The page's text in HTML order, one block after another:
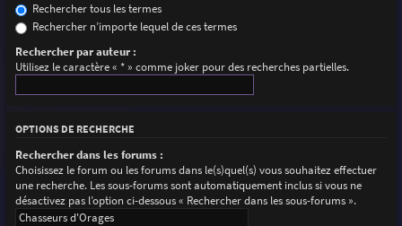
Rechercher tous les termes
Rechercher n’importe lequel de ces termes
Rechercher par auteur :
Utilisez le caractère « * » comme joker pour des recherches partielles.
OPTIONS DE RECHERCHE
Rechercher dans les forums :
Choisissez le forum ou les forums dans le(s)quel(s) vous souhaitez effectuer
une recherche. Les sous-forums sont automatiquement inclus si vous ne
désactivez pas l’option ci-dessous « Rechercher dans les sous-forums ».